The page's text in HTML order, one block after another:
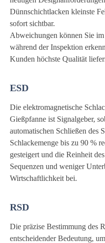
Dünnschichtlacken kleinste
sofort sichtbar.
Abweichungen können Sie
während der Inspektion
Kunden höchste Qualität
ESD
Die elektromagnetische
Gießpfanne ist Signalgeber,
automatischen Schließen des
Schlackemenge bis zu 90 %
gesteigert und die Reinheit
Sequenzen und weniger
Wirtschaftlichkeit bei.
RSD
Die präzise Bestimmung des
entscheidender Bedeutung,